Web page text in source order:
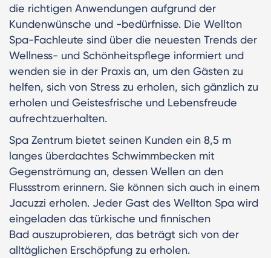
die richtigen Anwendungen aufgrund der
Kundenwünsche und -bedürfnisse. Die Wellton
Spa-Fachleute sind über die neuesten Trends der
Wellness- und Schönheitspflege informiert und
wenden sie in der Praxis an, um den Gästen zu
helfen, sich von Stress zu erholen, sich gänzlich zu
erholen und Geistesfrische und Lebensfreude
aufrechtzuerhalten.
Spa Zentrum bietet seinen Kunden ein 8,5 m
langes überdachtes Schwimmbecken mit
Gegenströmung an, dessen Wellen an den
Flussstrom erinnern. Sie können sich auch in einem
Jacuzzi erholen. Jeder Gast des Wellton Spa wird
eingeladen das türkische und finnischen
Bad auszuprobieren, das beträgt sich von der
alltäglichen Erschöpfung zu erholen.